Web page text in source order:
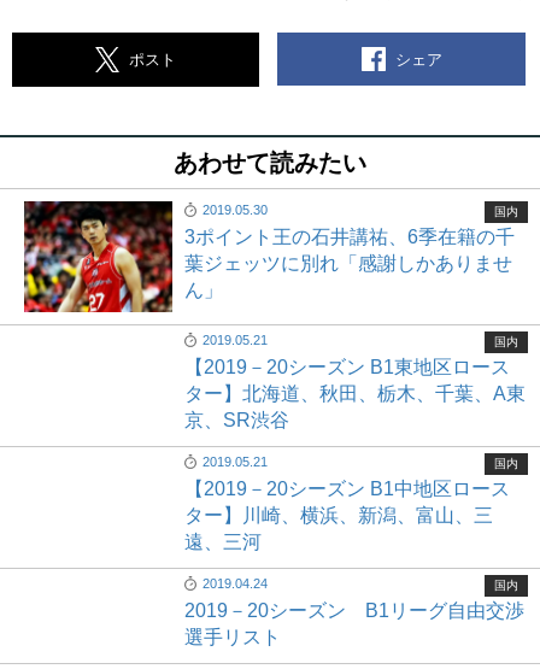
ポスト シェア
あわせて読みたい
2019.05.30
3ポイント王の石井講祐、6季在籍の千
葉ジェッツに別れ「感謝しかありませ
ん」
国内
2019.05.21
【2019－20シーズン B1東地区ロース
ター】北海道、秋田、栃木、千葉、A東
京、SR渋谷
国内
2019.05.21
【2019－20シーズン B1中地区ロース
ター】川崎、横浜、新潟、富山、三
遠、三河
国内
2019.04.24
2019－20シーズン B1リーグ自由交渉
選手リスト
国内